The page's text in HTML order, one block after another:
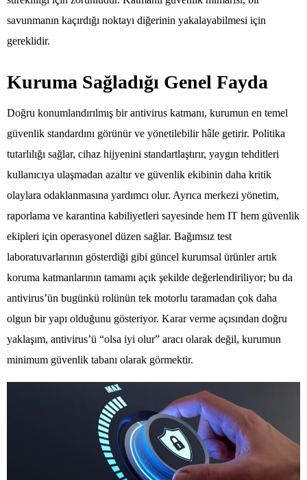
savunmanın kaçırdığı noktayı diğerinin yakalayabilmesi için
gereklidir.
Kuruma Sağladığı Genel Fayda
Doğru konumlandırılmış bir antivirus katmanı, kurumun en temel
güvenlik standardını görünür ve yönetilebilir hâle getirir. Politika
tutarlılığı sağlar, cihaz hijyenini standartlaştırır, yaygın tehditleri
kullanıcıya ulaşmadan azaltır ve güvenlik ekibinin daha kritik
olaylara odaklanmasına yardımcı olur. Ayrıca merkezi yönetim,
raporlama ve karantina kabiliyetleri sayesinde hem IT hem güvenlik
ekipleri için operasyonel düzen sağlar. Bağımsız test
laboratuvarlarının gösterdiği gibi güncel kurumsal ürünler artık
koruma katmanlarının tamamı açık şekilde değerlendiriliyor; bu da
antivirus’ün bugünkü rolünün tek motorlu taramadan çok daha
olgun bir yapı olduğunu gösteriyor. Karar verme açısından doğru
yaklaşım, antivirus’ü “olsa iyi olur” aracı olarak değil, kurumun
minimum güvenlik tabanı olarak görmektir.